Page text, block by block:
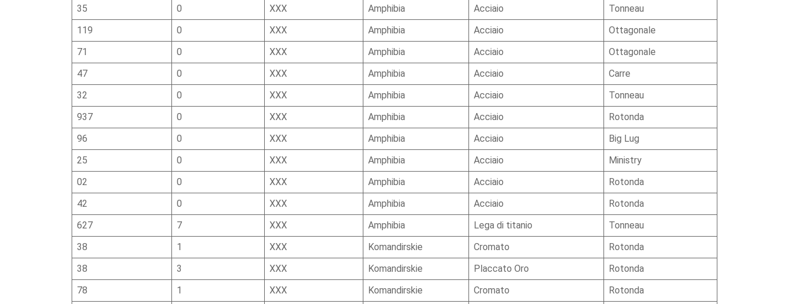
35 0 XXX Amphibia Acciaio
Tonneau
119
0 XXX Amphibia Acciaio
Ottagonale
71
0 XXX Amphibia Acciaio
Ottagonale
47
0 XXX Amphibia Acciaio
Carre
32
0 XXX Amphibia Acciaio
Tonneau
937
0 XXX Amphibia Acciaio
Rotonda
96
0 XXX Amphibia Acciaio
Big Lug
25
0 XXX Amphibia Acciaio
Ministry
02
0 XXX Amphibia Acciaio
Rotonda
42
0 XXX Amphibia Acciaio
Rotonda
627
7 XXX Amphibia Lega di titanio
Tonneau
38
1 XXX Komandirskie Cromato
Rotonda
38
3 XXX Komandirskie Placcato Oro
Rotonda
78
1 XXX Komandirskie Cromato
Rotonda